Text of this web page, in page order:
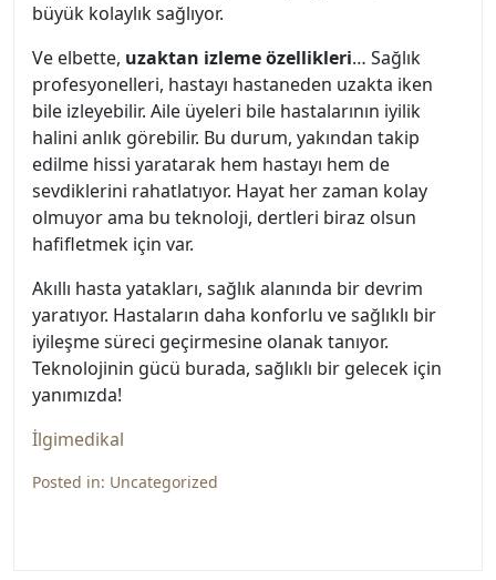
büyük kolaylık sağlıyor.
Ve elbette, uzaktan izleme özellikleri… Sağlık
profesyonelleri, hastayı hastaneden uzakta iken
bile izleyebilir. Aile üyeleri bile hastalarının iyilik
halini anlık görebilir. Bu durum, yakından takip
edilme hissi yaratarak hem hastayı hem de
sevdiklerini rahatlatıyor. Hayat her zaman kolay
olmuyor ama bu teknoloji, dertleri biraz olsun
hafifletmek için var.
Akıllı hasta yatakları, sağlık alanında bir devrim
yaratıyor. Hastaların daha konforlu ve sağlıklı bir
iyileşme süreci geçirmesine olanak tanıyor.
Teknolojinin gücü burada, sağlıklı bir gelecek için
yanımızda!
İlgimedikal
Posted in: Uncategorized